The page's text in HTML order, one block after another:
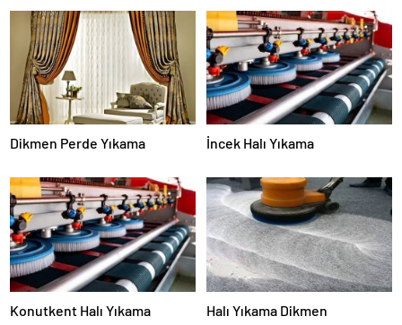
Dikmen Perde Yıkama İncek Halı Yıkama
Konutkent Halı Yıkama Halı Yıkama Dikmen